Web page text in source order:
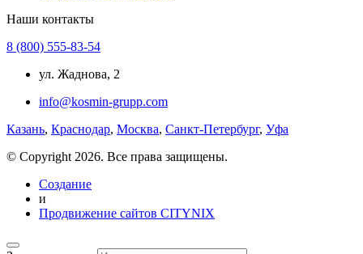
Наши контакты
8 (800) 555-83-54
ул. Жаднова, 2
info@kosmin-grupp.com
Казань, Краснодар, Москва, Санкт-Петербург, Уфа
© Copyright 2026. Все права защищены.
Создание
и
Продвижение сайтов CITYNIX